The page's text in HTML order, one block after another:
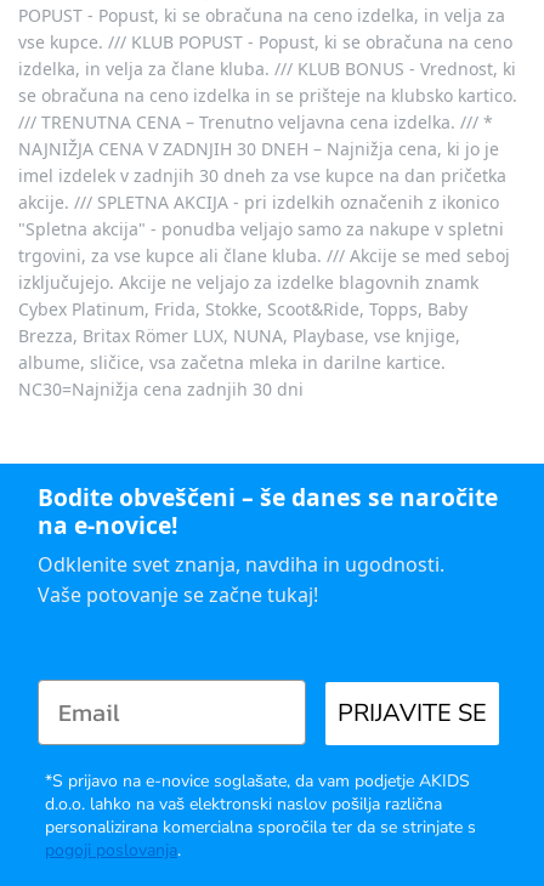
POPUST - Popust, ki se obračuna na ceno izdelka, in velja za
vse kupce. /// KLUB POPUST - Popust, ki se obračuna na ceno
izdelka, in velja za člane kluba. /// KLUB BONUS - Vrednost, ki
se obračuna na ceno izdelka in se prišteje na klubsko kartico.
/// TRENUTNA CENA – Trenutno veljavna cena izdelka. /// *
NAJNIŽJA CENA V ZADNJIH 30 DNEH – Najnižja cena, ki jo je
imel izdelek v zadnjih 30 dneh za vse kupce na dan pričetka
akcije. /// SPLETNA AKCIJA - pri izdelkih označenih z ikonico
"Spletna akcija" - ponudba veljajo samo za nakupe v spletni
trgovini, za vse kupce ali člane kluba. /// Akcije se med seboj
izključujejo. Akcije ne veljajo za izdelke blagovnih znamk
Cybex Platinum, Frida, Stokke, Scoot&Ride, Topps, Baby
Brezza, Britax Römer LUX, NUNA, Playbase, vse knjige,
albume, sličice, vsa začetna mleka in darilne kartice.
NC30=Najnižja cena zadnjih 30 dni
Bodite obveščeni – še danes se naročite
na e-novice!
Odklenite svet znanja, navdiha in ugodnosti.
Vaše potovanje se začne tukaj!
PRIJAVITE SE
*S prijavo na e-novice soglašate, da vam podjetje AKIDS
d.o.o. lahko na vaš elektronski naslov pošilja različna
personalizirana komercialna sporočila ter da se strinjate s
pogoji poslovanja.